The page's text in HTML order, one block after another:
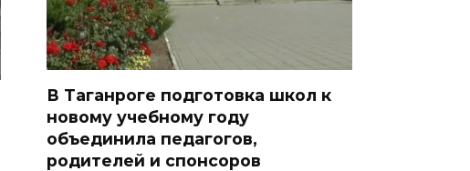
В Таганроге подготовка школ к
новому учебному году
объединила педагогов,
родителей и спонсоров